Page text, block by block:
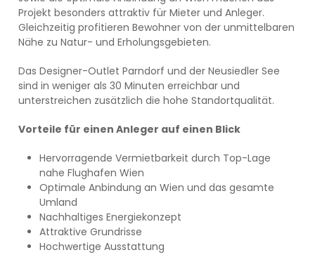
Projekt besonders attraktiv für Mieter und Anleger.
Gleichzeitig profitieren Bewohner von der unmittelbaren
Nähe zu Natur- und Erholungsgebieten.
Das Designer-Outlet Parndorf und der Neusiedler See
sind in weniger als 30 Minuten erreichbar und
unterstreichen zusätzlich die hohe Standortqualität.
Vorteile für einen Anleger auf einen Blick
Hervorragende Vermietbarkeit durch Top-Lage
nahe Flughafen Wien
Optimale Anbindung an Wien und das gesamte
Umland
Nachhaltiges Energiekonzept
Attraktive Grundrisse
Hochwertige Ausstattung